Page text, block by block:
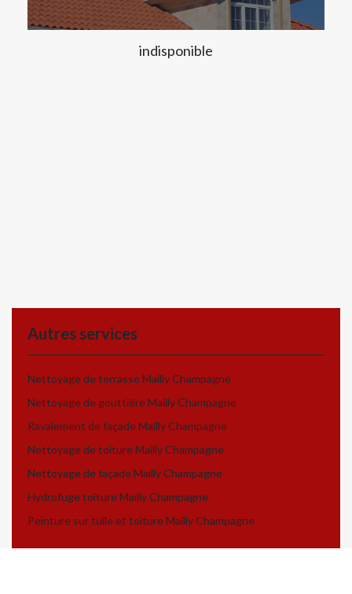
indisponible
Autres services
Nettoyage de terrasse Mailly Champagne
Nettoyage de gouttière Mailly Champagne
Ravalement de façade Mailly Champagne
Nettoyage de toiture Mailly Champagne
Nettoyage de façade Mailly Champagne
Hydrofuge toiture Mailly Champagne
Peinture sur tuile et toiture Mailly Champagne